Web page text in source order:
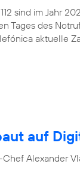
sind im Jahr
Tages des
aktuelle
auf
Alexander